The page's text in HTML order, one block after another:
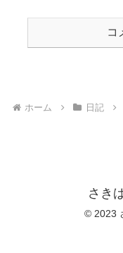
コ
ホーム 日記
さき
© 2023